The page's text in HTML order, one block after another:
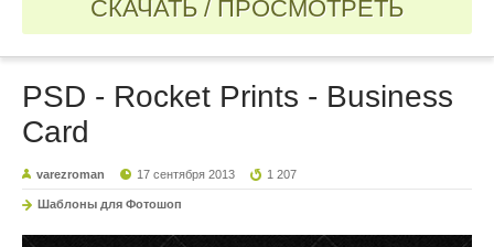
СКАЧАТЬ / ПРОСМОТРЕТЬ
PSD - Rocket Prints - Business
Card
varezroman 17 сентября 2013 1 207
Шаблоны для Фотошоп